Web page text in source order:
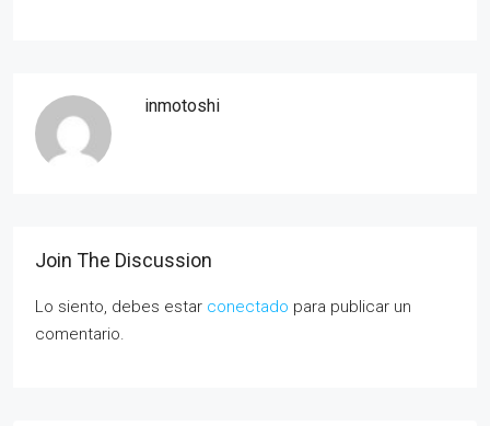
inmotoshi
Join The Discussion
Lo siento, debes estar conectado para publicar un
comentario.